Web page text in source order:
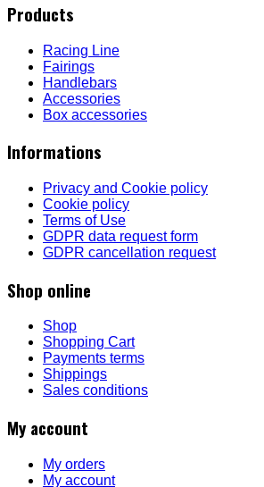
Products
Racing Line
Fairings
Handlebars
Accessories
Box accessories
Informations
Privacy and Cookie policy
Cookie policy
Terms of Use
GDPR data request form
GDPR cancellation request
Shop online
Shop
Shopping Cart
Payments terms
Shippings
Sales conditions
My account
My orders
My account